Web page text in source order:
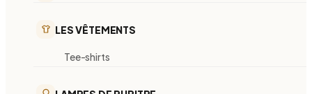
LES VÊTEMENTS
Tee-shirts